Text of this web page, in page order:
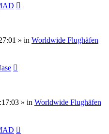
» in Worldwide Flughäfen
» in Worldwide Flughäfen